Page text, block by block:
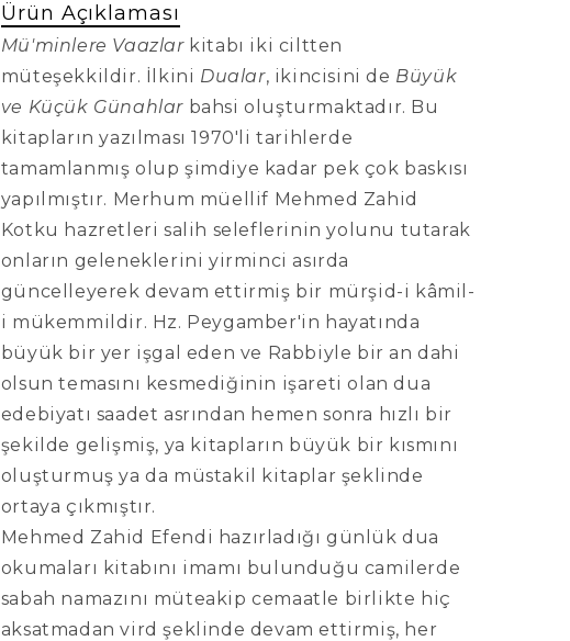
Ürün Açıklaması
Mü'minlere Vaazlarkitabı iki ciltten
müteşekkildir. İlkini Dualar, ikincisini de Büyük
ve Küçük Günahlar bahsi oluşturmaktadır. Bu
kitapların yazılması 1970'li tarihlerde
tamamlanmış olup şimdiye kadar pek çok baskısı
yapılmıştır. Merhum müellif Mehmed Zahid
Kotku hazretleri salih seleflerinin yolunu tutarak
onların geleneklerini yirminci asırda
güncelleyerek devam ettirmiş bir mürşid-i kâmil-
i mükemmildir. Hz. Peygamber'in hayatında
büyük bir yer işgal eden ve Rabbiyle bir an dahi
olsun temasını kesmediğinin işareti olan dua
edebiyatı saadet asrından hemen sonra hızlı bir
şekilde gelişmiş, ya kitapların büyük bir kısmını
oluşturmuş ya da müstakil kitaplar şeklinde
ortaya çıkmıştır.
Mehmed Zahid Efendi hazırladığı günlük dua
okumaları kitabını imamı bulunduğu camilerde
sabah namazını müteakip cemaatle birlikte hiç
aksatmadan vird şeklinde devam ettirmiş, her